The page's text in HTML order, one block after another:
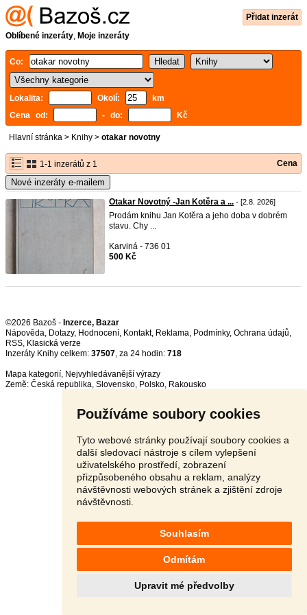
Používáme soubory cookies
Tyto webové stránky používají soubory cookies a
další sledovací nástroje s cílem vylepšení
uživatelského prostředí, zobrazení
přizpůsobeného obsahu a reklam, analýzy
návštěvnosti webových stránek a zjištění zdroje
návštěvnosti.
Souhlasím
Odmítám
Upravit mé předvolby
Přidat inzerát
Oblíbené inzeráty, Moje inzeráty
Co:
Lokalita: Okolí:
km
Cena od:
- do: Kč
Hlavní stránka > Knihy > otakar novotny
1-1 inzerátů z 1 Cena
Nové inzeráty e-mailem
Otakar Novotný -Jan Kotěra a ... - [2.8. 2026]
Prodám knihu Jan Kotěra a jeho doba v dobrém
stavu. Chy ...
Karviná - 736 01
500 Kč
©2026 Bazoš - Inzerce, Bazar
Nápověda, Dotazy, Hodnocení, Kontakt, Reklama, Podmínky, Ochrana údajů,
RSS,
Inzeráty Knihy celkem: 37507, za 24 hodin: 718
Mapa kategorií, Nejvyhledávanější výrazy
Země: Česká republika, Slovensko, Polsko, Rakousko